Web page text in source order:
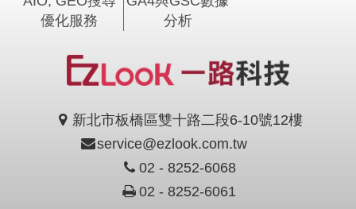
優化服務
分析
新北市板橋區雙十路二段6-10號12樓
service@ezlook.com.tw
02 - 8252-6068
02 - 8252-6061